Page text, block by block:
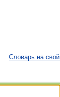
Словарь на